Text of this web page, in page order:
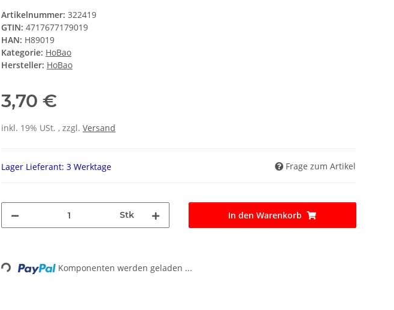
Artikelnummer: 322419
GTIN: 4717677179019
HAN: H89019
Kategorie: HoBao
Hersteller: HoBao
3,70 €
inkl. 19% USt. , zzgl. Versand
Lager Lieferant: 3 Werktage Frage zum Artikel
Stk In den Warenkorb
Loading... Komponenten werden geladen ...